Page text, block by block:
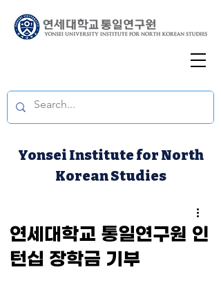
Yonsei Institute for North
Korean Studies
연세대학교 통일연구원 인
턴십 장학금 기부